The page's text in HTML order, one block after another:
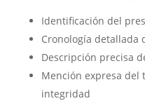
Identificación del
Cronología detallada
Descripción precisa
Mención expresa del
integridad